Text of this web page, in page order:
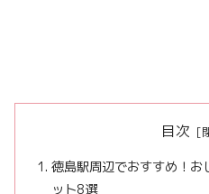
目次
徳島駅周辺でおすすめ！
ット8選